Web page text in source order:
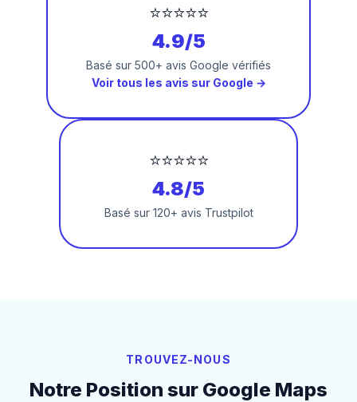
⭐⭐⭐⭐⭐
4.9/5
Basé sur 500+ avis Google vérifiés
Voir tous les avis sur Google →
⭐⭐⭐⭐⭐
4.8/5
Basé sur 120+ avis Trustpilot
TROUVEZ-NOUS
Notre Position sur Google Maps